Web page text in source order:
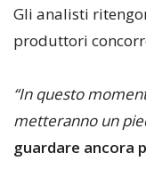
Gli analisti
produttori
“In questo
metteranno un
guardare ancora